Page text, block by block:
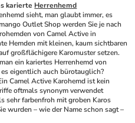
karierte Herrenhemd
sieht, man glaubt immer, es
Outlet Shop werden Sie je nach
von Camel Active in
Hemden mit kleinen, kaum sichtbaren
großflächigere Karomuster setzen.
ein kariertes Herrenhemd von
eigentlich auch bürotauglich?
Camel Active Karohemd ist kein
oftmals synonym verwendet
sehr farbenfroh mit groben Karos
wurden – wie der Name schon sagt –